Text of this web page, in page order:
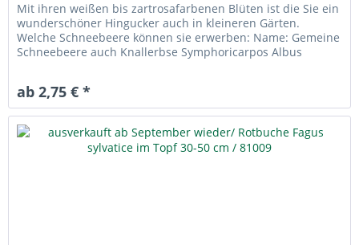
Mit ihren weißen bis zartrosafarbenen Blüten ist die Sie ein
wunderschöner Hingucker auch in kleineren Gärten.
Welche Schneebeere können sie erwerben: Name: Gemeine
Schneebeere auch Knallerbse Symphoricarpos Albus
ab 2,75 € *